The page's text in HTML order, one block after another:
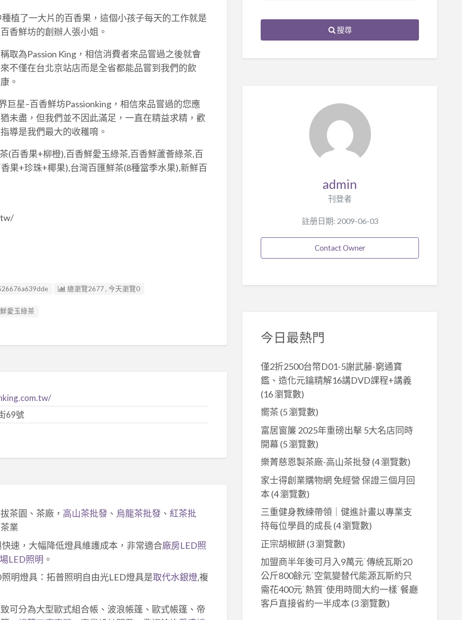
植了一大片的百香果，這個小孩子每天的工作就是
香鮮坊的創辦人張小姐。
取為Passion King，相信消費者來品嘗過之後就會
不僅在台北京站店而是全省都能品嘗到我們的飲
。
巨星–百香鮮坊Passionking，相信來品嘗過的您應
未盡，但我們並不因此滿足，一直在精益求精，歡
導是我們最大的收穫唷。
(百香果+柳橙),百香鮮愛玉綠茶,百香鮮蘆薈綠茶,百
果+珍珠+椰果),台灣百匯鮮茶(8種當季水果),新鮮百
號 總瀏覽2677 , 今天瀏覽0
愛玉綠茶
69號
茶園、茶廠， 高山茶批發、 烏龍茶批發、 紅茶批
業
速，大幅降低燈具維護成本，非常適合廠房LED照
LED照明 。
明燈具：拓普照明自由光LED燈具是取代水銀燈,複
可分為大型歐式組合帳、波浪帳篷、歐式帳篷、帝
搜尋
admin
刊登者
註册日期: 2009-06-03
Contact Owner
今日最熱門
僅2折2500台幣D01-5謝武藤-窮通寶
鑑、造化元鑰精解16講DVD課程+講義
(16 瀏覽數)
嚮茶 (5 瀏覽數)
富居窗簾 2025年重磅出擊 5大名店同時
開幕(5 瀏覽數)
樂菁慈恩製茶廠-高山茶批發(4 瀏覽數)
家士得創業購物網 免經營 保證三個月回
本(4 瀏覽數)
三重健身教練帶領｜健進計畫以專業支
持每位學員的成長 (4 瀏覽數)
正宗胡椒餅(3 瀏覽數)
加盟商半年後可月入9萬元˙傳統瓦斯20
公斤800餘元˙空氣變替代能源瓦斯約只
需花400元˙熱質˙使用時間大約一樣˙餐廳
客戶直接省約一半成本(3 瀏覽數)